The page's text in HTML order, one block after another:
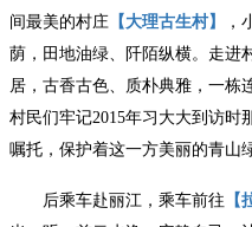
间最美的村庄 【大理古生村】
，
荫，田地油绿、阡陌纵横。走进
居，古香古色、质朴典雅，一栋
村民们牢记2015年习大大到访时
嘱托，保护着这一方美丽的青山
后乘车赴丽江，乘车前往 【